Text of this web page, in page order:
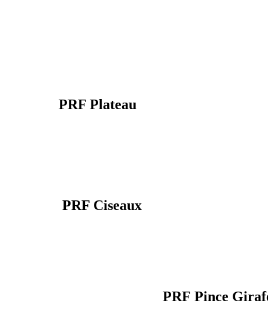
PRF Plateau
PRF Ciseaux
PRF Pince